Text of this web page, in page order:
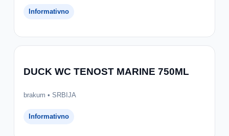
Informativno
DUCK WC TENOST MARINE 750ML
brakum • SRBIJA
Informativno